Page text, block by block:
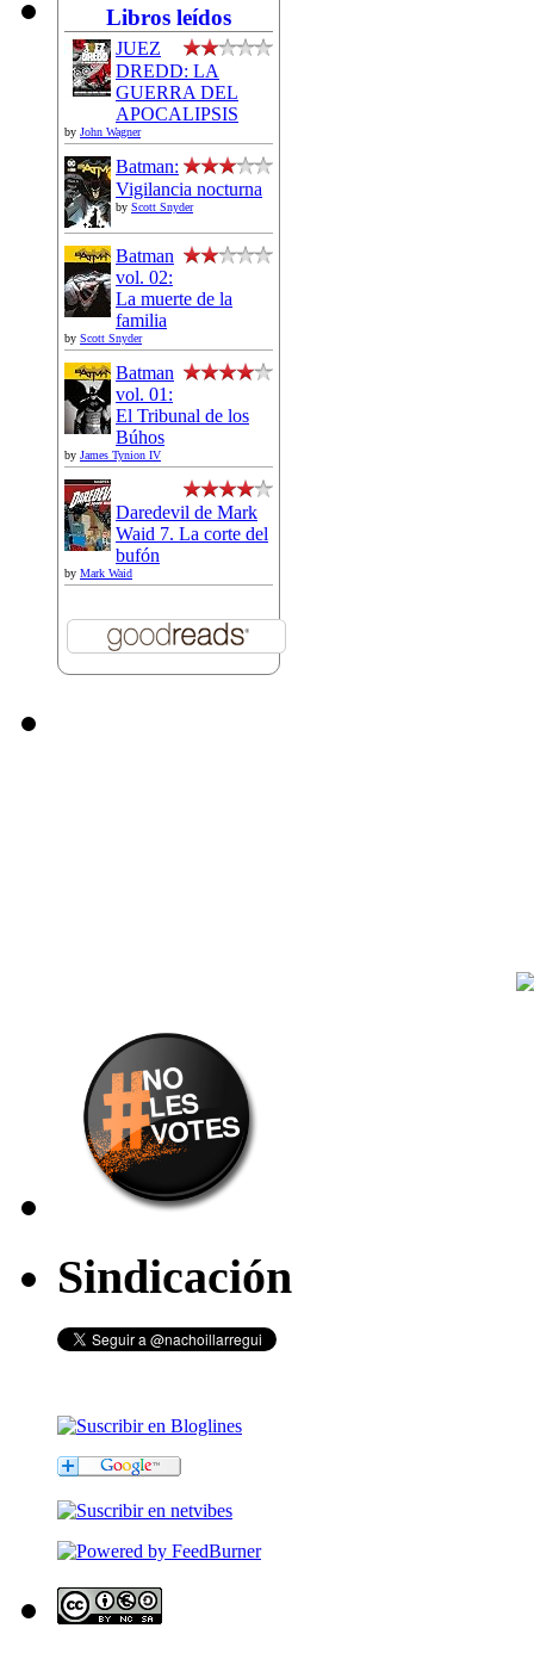
Libros leídos
JUEZ
DREDD: LA
GUERRA DEL
APOCALIPSIS
by John Wagner
Batman:
Vigilancia nocturna
by Scott Snyder
Batman
vol. 02:
La muerte de la
familia
by Scott Snyder
Batman
vol. 01:
El Tribunal de los
Búhos
by James Tynion IV
Daredevil de Mark
Waid 7. La corte del
bufón
by Mark Waid
Sindicación